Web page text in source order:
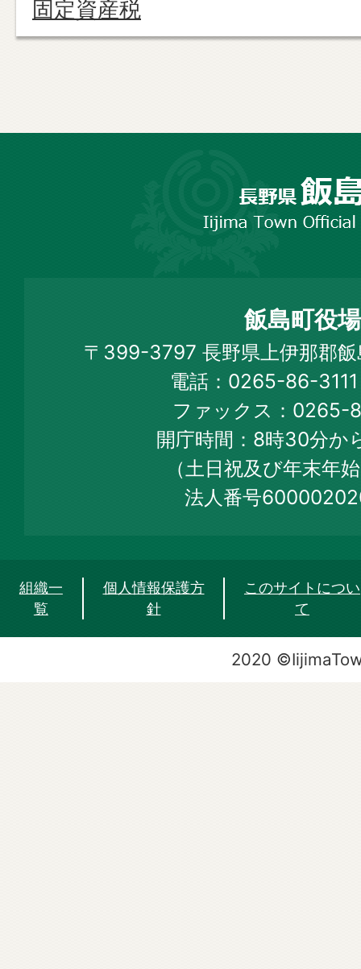
固定資産税
Town
Official
Web
Site
飯島町役場
〒399-3797 長野県上伊那郡
電話：0265-86-
ファックス：0265-
開庁時間：8時30分か
（土日祝及び年末年
法人番号
組織一
覧
個人情報保護方
針
このサイトについ
て
2020